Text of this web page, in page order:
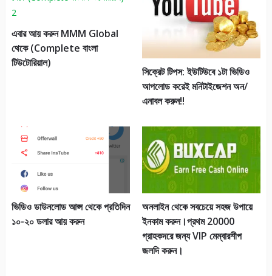
এবার আয় করুন MMM Global
থেকে (Complete বাংলা
টিউটোরিয়াল)
সিক্রেট টিপস: ইউটিউবে ১টা ভিডিও
আপলোড করেই মনিটাইজেশন অন/
এনাবল করুন!!
ভিডিও ডাউনলোড আপ্স থেকে প্রতিদিন
১০-২০ ডলার আয় করুন
অনলাইন থেকে সবচেয়ে সহজ উপায়ে
ইনকাম করুন।প্রথম 20000
গ্রাহকদরে জন্য VIP মেম্বারশীপ
জলদি করুন।